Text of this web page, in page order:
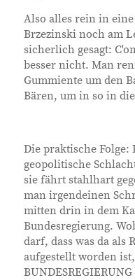
Also alles rein in
Brzezinski noch am
sicherlich gesagt:
besser nicht. Man
Gummiente um den
Bären, um in so in
Die praktische Folge:
geopolitische
sie fährt stahlhart
man irgendeinen
mitten drin in dem
Bundesregierung.
darf, dass was da als
aufgestellt worden